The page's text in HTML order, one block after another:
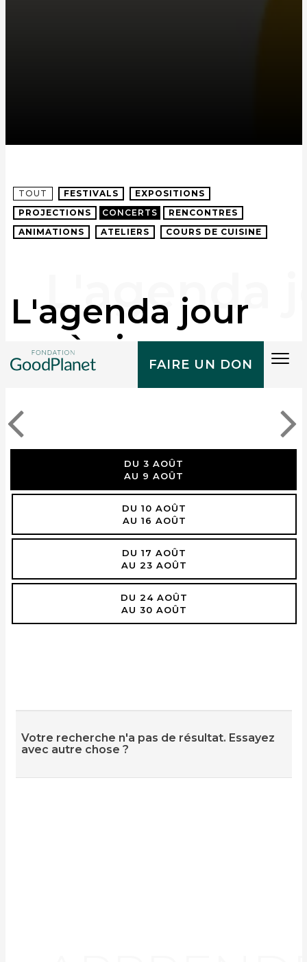
FAIRE UN DON
TOUT FESTIVALS
EXPOSITIONS
PROJECTIONS
CONCERTS
RENCONTRES
ANIMATIONS
ATELIERS COURS DE CUISINE
L'agenda jour
après jour
DU 3 AOÛT
AU 9 AOÛT
DU 10 AOÛT
AU 16 AOÛT
DU 17 AOÛT
AU 23 AOÛT
DU 24 AOÛT
AU 30 AOÛT
Votre recherche n'a pas de résultat. Essayez
avec autre chose ?